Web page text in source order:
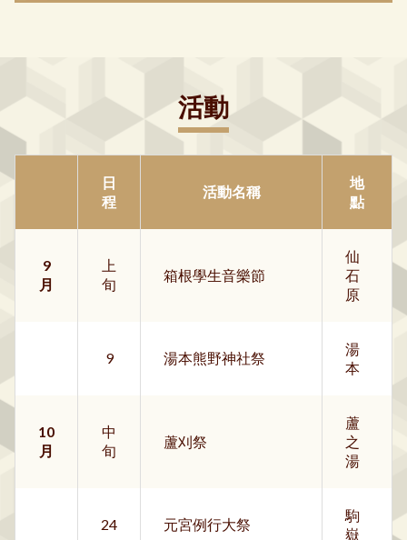
活動
日
程
活動名稱
地
點
9
月
上
旬
箱根學生音樂節
仙
石
原
9 湯本熊野神社祭
湯
本
10
月
中
旬
蘆刈祭
蘆
之
湯
24 元宮例行大祭
駒
嶽